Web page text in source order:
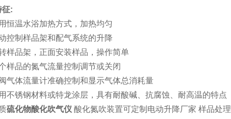
征:
用恒温水浴加热方式，加热均匀
动控制样品架和配气系统的升降
转样品架，正面安装样品，操作简单
个样品的氮气流量控制调节或关闭
阀气体流量计准确控制和显示气体总消耗量
用不锈钢材料或特龙涂层，具有耐酸碱、抗腐蚀、耐高温的特点
硫化物酸化吹气仪 酸化氮吹装置可定制电动升降厂家 样品处理